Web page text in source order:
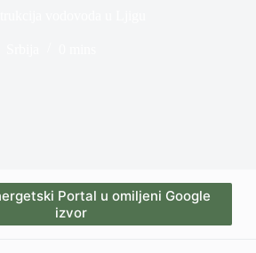
Portal u omiljeni Google
izvor